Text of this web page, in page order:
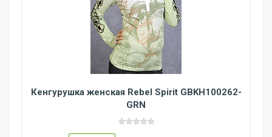
Кенгурушка женская Rebel Spirit GBKH100262-
GRN